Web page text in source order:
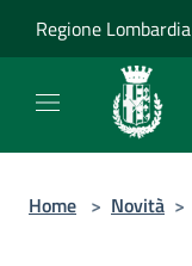
Regione Lombardia
Home > Novità >